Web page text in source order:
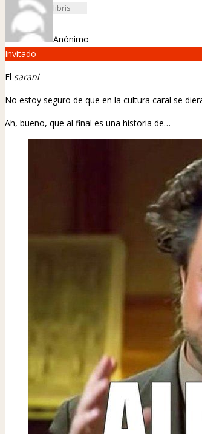
Anónimo
Invitado
El sarani
No estoy seguro de que en la cultura caral se
Ah, bueno, que al final es una historia de…